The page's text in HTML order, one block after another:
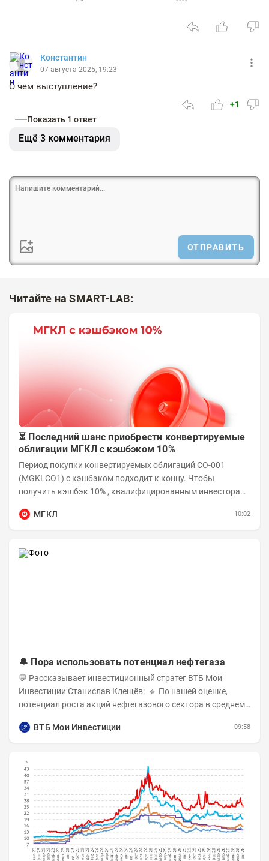
Константин
07 августа 2025, 19:23
О чем выступление?
+1
Показать 1 ответ
Ещё 3 комментария
ОТПРАВИТЬ
Читайте на SMART-LAB:
⏳ Последний шанс приобрести конвертируемые
облигации МГКЛ с кэшбэком 10%
Период покупки конвертируемых облигаций СО-001
(MGKLCO1) с кэшбэком подходит к концу. Чтобы
получить кэшбэк 10% , квалифицированным инвесторам
МГКЛ
10:02
🔔 Пора использовать потенциал нефтегаза
💬 Рассказывает инвестиционный стратег ВТБ Мои
Инвестиции Станислав Клещёв: 🔹 По нашей оценке,
потенциал роста акций нефтегазового сектора в среднем
ВТБ Мои Инвестиции
09:58